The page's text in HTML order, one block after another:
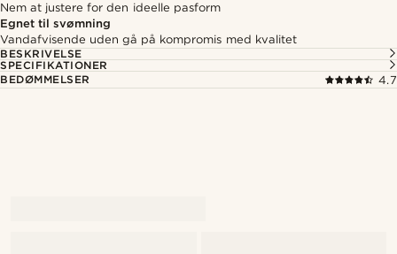
Nem at justere for den ideelle pasform
Egnet til svømning
Vandafvisende uden gå på kompromis med kvalitet
BESKRIVELSE
SPECIFIKATIONER
BEDØMMELSER
4.7